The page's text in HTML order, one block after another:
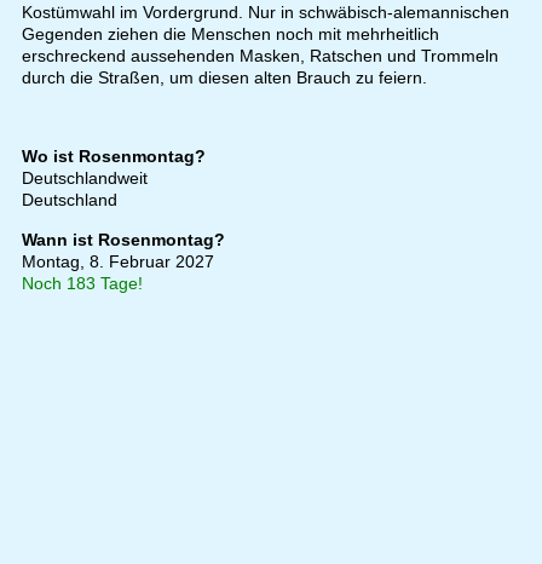
Kostümwahl im Vordergrund. Nur in schwäbisch-alemannischen
Gegenden ziehen die Menschen noch mit mehrheitlich
erschreckend aussehenden Masken, Ratschen und Trommeln
durch die Straßen, um diesen alten Brauch zu feiern.
Wo ist Rosenmontag?
Deutschlandweit
Deutschland
Wann ist Rosenmontag?
Montag, 8. Februar 2027
Noch 183 Tage!